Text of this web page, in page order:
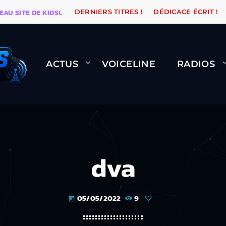
DE KIDSUNE WARÉTRO ORANGE ROAD QUI
DERNIERS TITRES ! DÉDICACE ÉCRIT !
ACTUS VOICELINE RADIOS
dva
today 05/05/2022 9